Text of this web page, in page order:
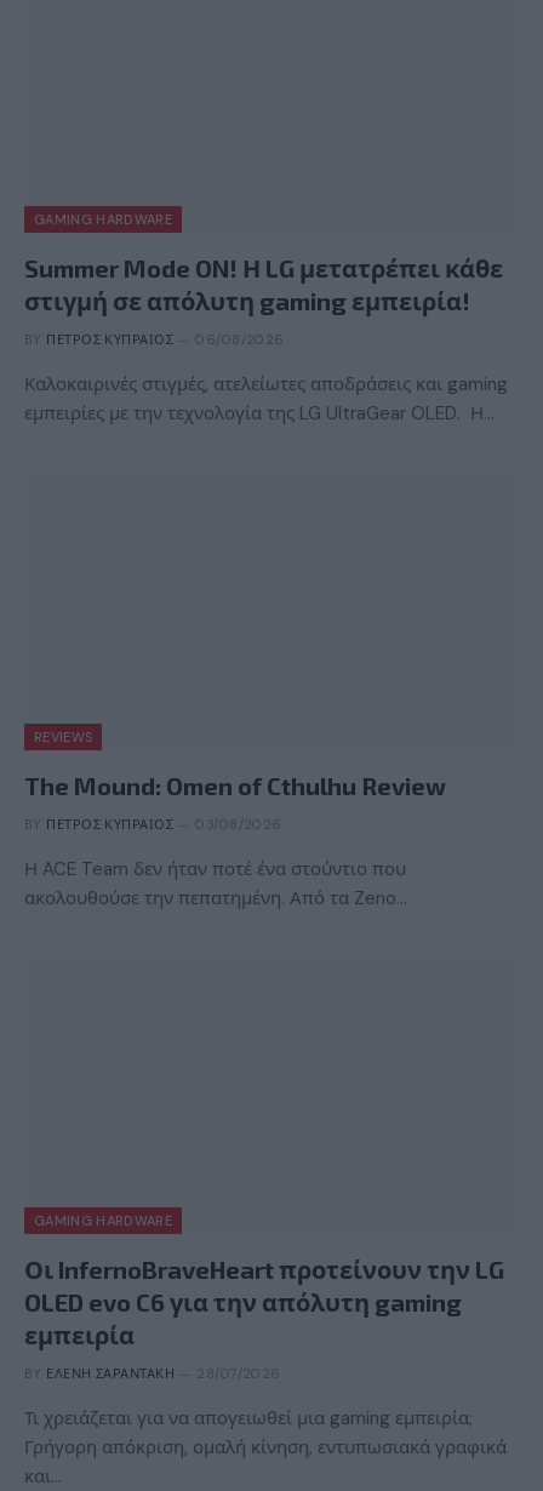
GAMING HARDWARE
Summer Mode ON! Η LG μετατρέπει κάθε
στιγμή σε απόλυτη gaming εμπειρία!
BY ΠΈΤΡΟΣ ΚΥΠΡΑΊΟΣ 06/08/2026
Καλοκαιρινές στιγμές, ατελείωτες αποδράσεις και gaming
εμπειρίες με την τεχνολογία της LG UltraGear OLED. Η…
REVIEWS
The Mound: Omen of Cthulhu Review
BY ΠΈΤΡΟΣ ΚΥΠΡΑΊΟΣ 03/08/2026
Η ACE Team δεν ήταν ποτέ ένα στούντιο που
ακολουθούσε την πεπατημένη. Από τα Zeno…
GAMING HARDWARE
Οι InfernoBraveHeart προτείνουν την LG
OLED evo C6 για την απόλυτη gaming
εμπειρία
BY ΕΛΈΝΗ ΣΑΡΑΝΤΆΚΗ 28/07/2026
Τι χρειάζεται για να απογειωθεί μια gaming εμπειρία;
Γρήγορη απόκριση, ομαλή κίνηση, εντυπωσιακά γραφικά
και…